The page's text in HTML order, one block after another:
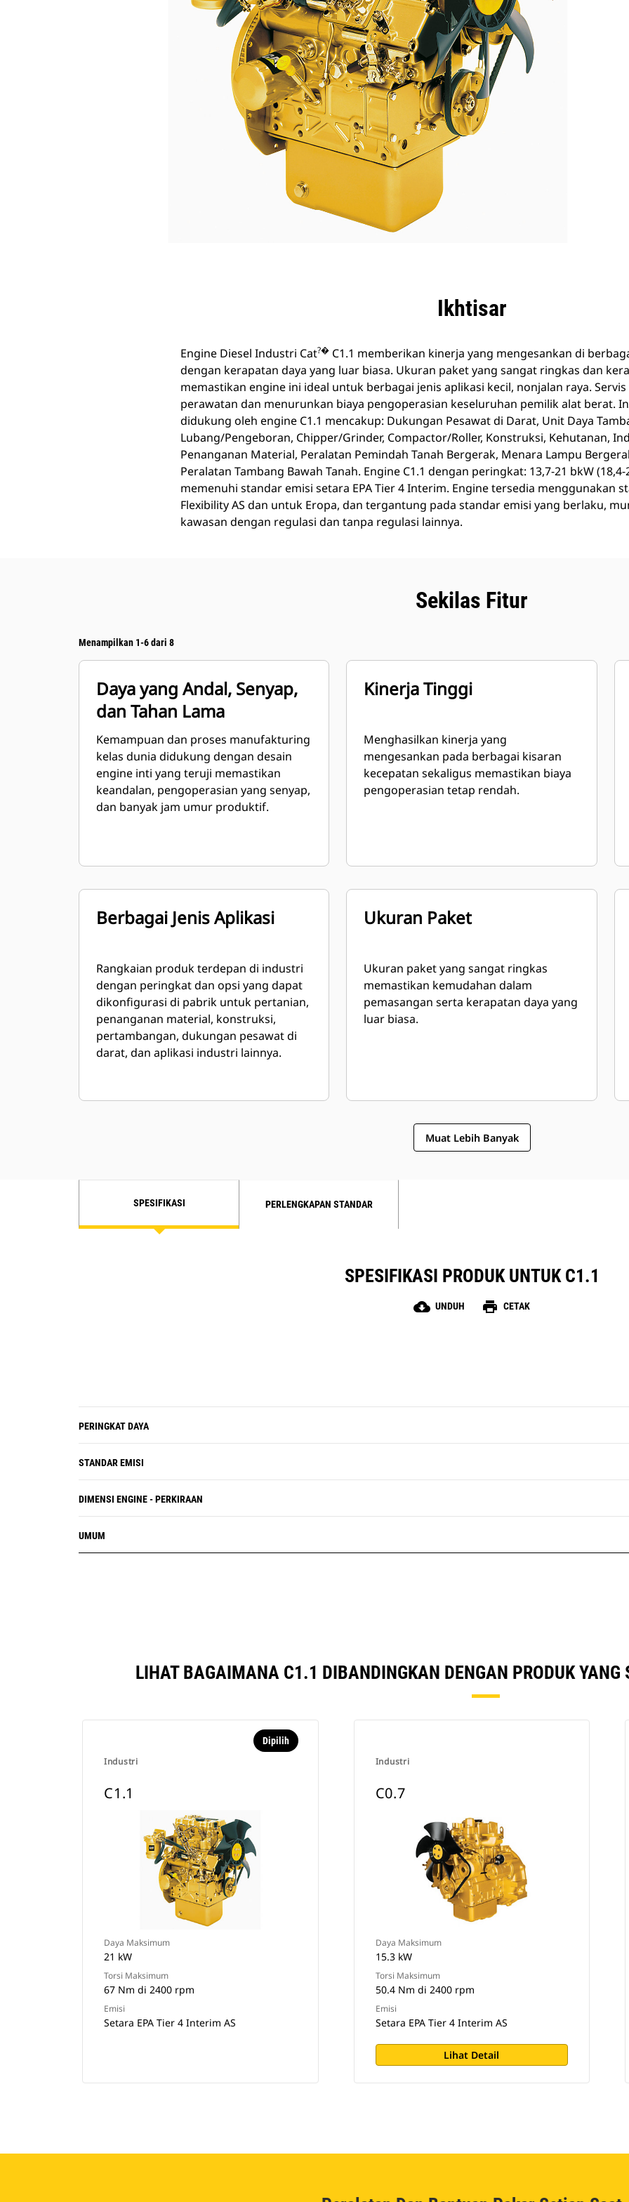
Ikhtisar
Engine Diesel Industri Cat?� C1.1 memberikan kinerja yang mengesankan di
dengan kerapatan daya yang luar biasa. Ukuran paket yang sangat ringkas dan
memastikan engine ini ideal untuk berbagai jenis aplikasi kecil, nonjalan raya.
perawatan dan menurunkan biaya pengoperasian keseluruhan pemilik alat berat.
didukung oleh engine C1.1 mencakup: Dukungan Pesawat di Darat, Unit Daya
Lubang/Pengeboran, Chipper/Grinder, Compactor/Roller, Konstruksi, Kehutanan,
Penanganan Material, Peralatan Pemindah Tanah Bergerak, Menara Lampu
Peralatan Tambang Bawah Tanah. Engine C1.1 dengan peringkat: 13,7-21 bkW
memenuhi standar emisi setara EPA Tier 4 Interim. Engine tersedia menggunakan
Flexibility AS dan untuk Eropa, dan tergantung pada standar emisi yang berlaku,
kawasan dengan regulasi dan tanpa regulasi lainnya.
Sekilas Fitur
Menampilkan 1-6 dari 8
Daya yang Andal, Senyap,
dan Tahan Lama
Kemampuan dan proses manufakturing
kelas dunia didukung dengan desain
engine inti yang teruji memastikan
keandalan, pengoperasian yang senyap,
dan banyak jam umur produktif.
Kinerja Tinggi
Menghasilkan kinerja yang
mengesankan pada berbagai kisaran
kecepatan sekaligus memastikan biaya
pengoperasian tetap rendah.
Berbagai Jenis Aplikasi
Rangkaian produk terdepan di industri
dengan peringkat dan opsi yang dapat
dikonfigurasi di pabrik untuk pertanian,
penanganan material, konstruksi,
pertambangan, dukungan pesawat di
darat, dan aplikasi industri lainnya.
Ukuran Paket
Ukuran paket yang sangat ringkas
memastikan kemudahan dalam
pemasangan serta kerapatan daya yang
luar biasa.
Muat Lebih Banyak
SPESIFIKASI PERLENGKAPAN STANDAR
SPESIFIKASI PRODUK UNTUK C1.1
cloud_download UNDUH print CETAK
PERINGKAT DAYA
STANDAR EMISI
DIMENSI ENGINE - PERKIRAAN
UMUM
LIHAT BAGAIMANA C1.1 DIBANDINGKAN DENGAN PRODUK YANG
Industri
Dipilih
C1.1
Daya Maksimum
21 kW
Torsi Maksimum
67 Nm di 2400 rpm
Emisi
Setara EPA Tier 4 Interim AS
Industri
C0.7
Daya Maksimum
15.3 kW
Torsi Maksimum
50.4 Nm di 2400 rpm
Emisi
Setara EPA Tier 4 Interim AS
Lihat Detail